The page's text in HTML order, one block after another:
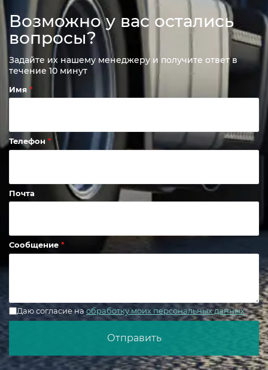
Возможно у вас остались
вопросы?
Задайте их нашему менеджеру и получите ответ в
течение 10 минут
Имя
Телефон
Почта
Сообщение
Даю согласие наобработку моих персональных данных